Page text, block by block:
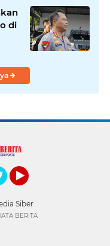
di
Siber
BERITA